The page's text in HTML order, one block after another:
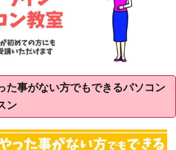
た事がない方でもできるパソコン
ン